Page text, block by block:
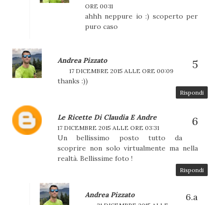
ORE 00:11
ahhh neppure io :) scoperto per
puro caso
Andrea Pizzato
17 DICEMBRE 2015 ALLE ORE 00:09
thanks :))
Rispondi
Le Ricette Di Claudia E Andre
17 DICEMBRE 2015 ALLE ORE 03:31
Un bellissimo posto tutto da
scoprire non solo virtualmente ma nella
realtà. Bellissime foto !
Rispondi
Andrea Pizzato